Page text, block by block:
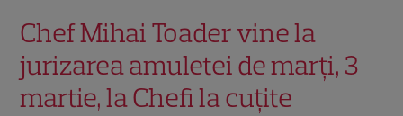
Chef Mihai Toader vine la
jurizarea amuletei de marți, 3
martie, la Chefi la cuțite